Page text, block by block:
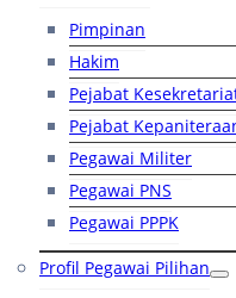
Pimpinan
Hakim
Pejabat
Pejabat
Pegawai Militer
Pegawai PNS
Pegawai PPPK
Profil Pegawai Pilihan